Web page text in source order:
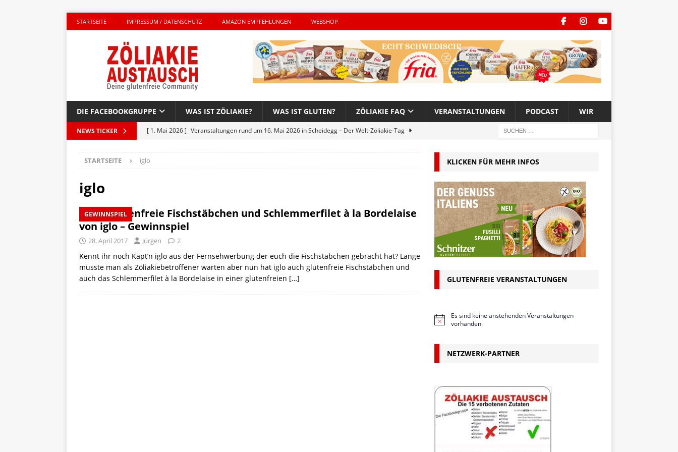
STARTSEITE IMPRESSUM / DATENSCHUTZ AMAZON EMPFEHLUNGEN WEBSHOP
DIE FACEBOOKGRUPPE WAS IST ZÖLIAKIE? WAS IST GLUTEN? ZÖLIAKIE FAQ VERANSTALTUNGEN PODCAST WIR
NEWS TICKER [ 1. Mai 2026 ] Veranstaltungen rund um 16. Mai 2026 in Scheidegg – Der Welt-Zöliakie-Tag
[ 27. April 2026 ]
PRODUKTTEST
[ 5. April 2026 ]
[ 15. Mai 2026 ] Katha backt glutenfrei – Das Familienbackbuch für Groß und Klein
STARTSEITE iglo
iglo
GEWINNSPIEL
Neue glutenfreie Fischstäbchen und Schlemmerfilet à la Bordelaise
von iglo – Gewinnspiel
28. April 2017 Jürgen 2
Kennt ihr noch Käpt’n iglo aus der Fernsehwerbung der euch die Fischstäbchen gebracht hat? Lange
musste man als Zöliakiebetroffener warten aber nun hat iglo auch glutenfreie Fischstäbchen und
auch das Schlemmerfilet à la Bordelaise in einer glutenfreien […]
KLICKEN FÜR MEHR INFOS
GLUTENFREIE VERANSTALTUNGEN
H
i
Es sind keine anstehenden Veranstaltungen
vorhanden.
NETZWERK-PARTNER